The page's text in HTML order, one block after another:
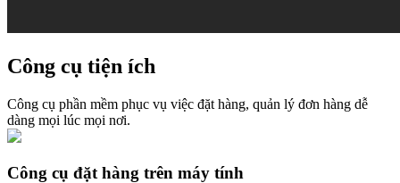
Công cụ tiện ích
Công cụ phần mềm phục vụ việc đặt hàng, quản lý đơn hàng dễ
dàng mọi lúc mọi nơi.
Công cụ đặt hàng trên máy tính